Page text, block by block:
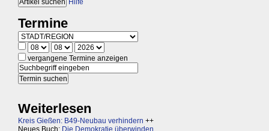
Hilfe
Termine
vergangene Termine anzeigen
Weiterlesen
Kreis Gießen: B49-Neubau verhindern ++